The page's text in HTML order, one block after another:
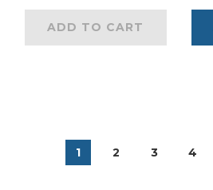
ADD TO CART
1 2 3 4